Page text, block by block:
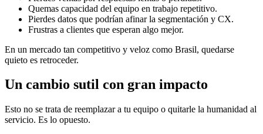
Quemas capacidad del equipo en trabajo repetitivo.
Pierdes datos que podrían afinar la segmentación y CX.
Frustras a clientes que esperan algo mejor.
En un mercado tan competitivo y veloz como Brasil, quedarse
quieto es retroceder.
Un cambio sutil con gran impacto
Esto no se trata de reemplazar a tu equipo o quitarle la humanidad al
servicio. Es lo opuesto.